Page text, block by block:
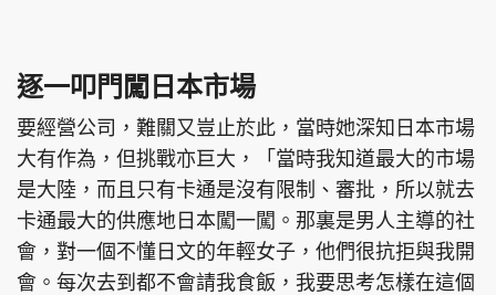
逐一叩門闖日本市場
要經營公司，難關又豈止於此，當時她深知日本市場
大有作為，但挑戰亦巨大，「當時我知道最大的市場
是大陸，而且只有卡通是沒有限制、審批，所以就去
卡通最大的供應地日本闖一闖。那裏是男人主導的社
會，對一個不懂日文的年輕女子，他們很抗拒與我開
會。每次去到都不會請我食飯，我要思考怎樣在這個